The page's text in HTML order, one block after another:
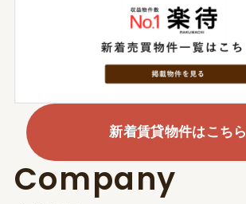
新着賃貸物件はこちら
Compa ny